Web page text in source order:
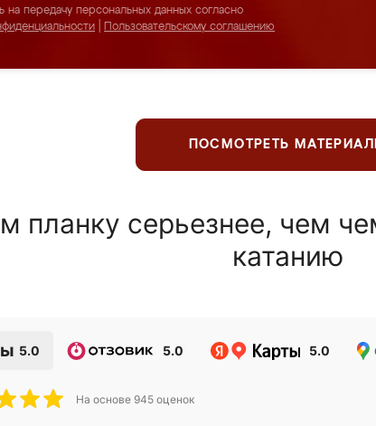
на передачу персональных данных согласно
Пользовательскому соглашению
ПОСМОТРЕТЬ
планку серьезнее, чем
катанию
5.0 5.0 5.0
На основе 945 оценок